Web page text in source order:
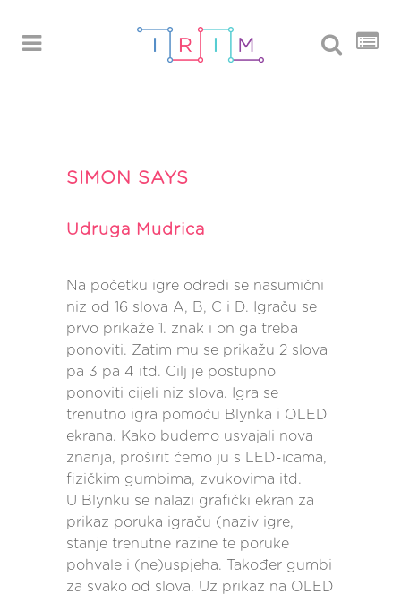
SIMON SAYS
Udruga Mudrica
Na početku igre odredi se nasumični
niz od 16 slova A, B, C i D. Igraču se
prvo prikaže 1. znak i on ga treba
ponoviti. Zatim mu se prikažu 2 slova
pa 3 pa 4 itd. Cilj je postupno
ponoviti cijeli niz slova. Igra se
trenutno igra pomoću Blynka i OLED
ekrana. Kako budemo usvajali nova
znanja, proširit ćemo ju s LED-icama,
fizičkim gumbima, zvukovima itd.
U Blynku se nalazi grafički ekran za
prikaz poruka igraču (naziv igre,
stanje trenutne razine te poruke
pohvale i (ne)uspjeha. Također gumbi
za svako od slova. Uz prikaz na OLED